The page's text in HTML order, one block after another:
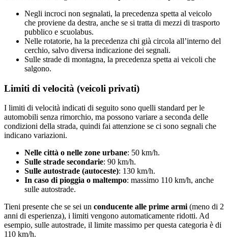
Negli incroci non segnalati, la precedenza spetta al veicolo
che proviene da destra, anche se si tratta di mezzi di trasporto
pubblico e scuolabus.
Nelle rotatorie, ha la precedenza chi già circola all’interno del
cerchio, salvo diversa indicazione dei segnali.
Sulle strade di montagna, la precedenza spetta ai veicoli che
salgono.
Limiti di velocità (veicoli privati)
I limiti di velocità indicati di seguito sono quelli standard per le
automobili senza rimorchio, ma possono variare a seconda delle
condizioni della strada, quindi fai attenzione se ci sono segnali che
indicano variazioni.
Nelle città o nelle zone urbane: 50 km/h.
Sulle strade secondarie: 90 km/h.
Sulle autostrade (autoceste): 130 km/h.
In caso di pioggia o maltempo: massimo 110 km/h, anche
sulle autostrade.
Tieni presente che se sei un conducente alle prime armi (meno di 2
anni di esperienza), i limiti vengono automaticamente ridotti. Ad
esempio, sulle autostrade, il limite massimo per questa categoria è di
110 km/h.